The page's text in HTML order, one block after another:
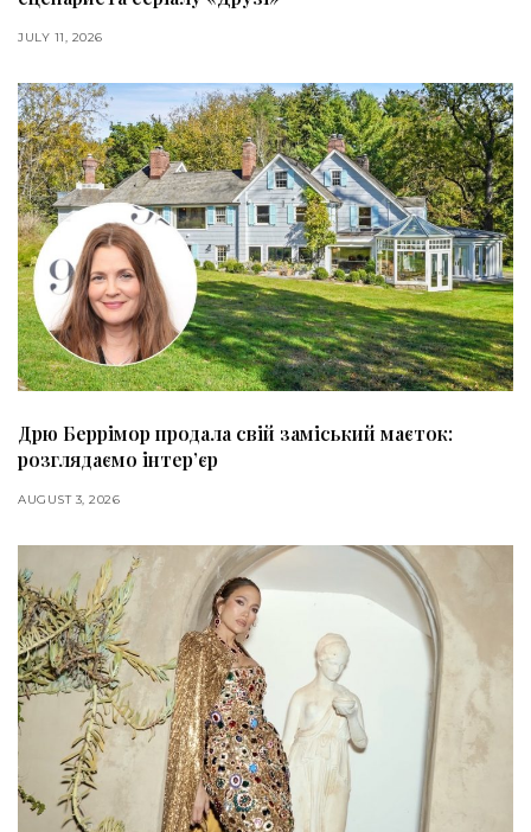
JULY 11, 2026
Дрю Беррімор продала свій заміський маєток:
розглядаємо інтер’єр
AUGUST 3, 2026